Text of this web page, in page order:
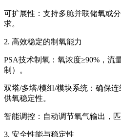
可扩展性：支持多舱并联储氧或
求。
2. 高效稳定的制氧能力
PSA技术制氧：氧浓度≥90%，流
制）。
双塔/多塔/模组/模块系统：确保
供氧稳定性。
智能调控：自动调节氧气输出，
3. 安全性能与稳定性